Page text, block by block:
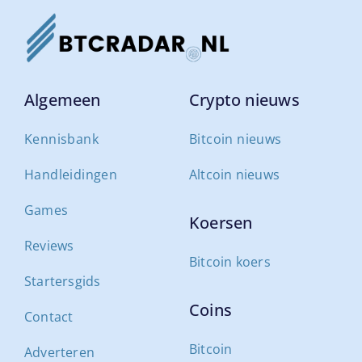
Algemeen
Kennisbank
Handleidingen
Games
Reviews
Startersgids
Contact
Adverteren
Crypto nieuws
Bitcoin nieuws
Altcoin nieuws
Koersen
Bitcoin koers
Coins
Bitcoin